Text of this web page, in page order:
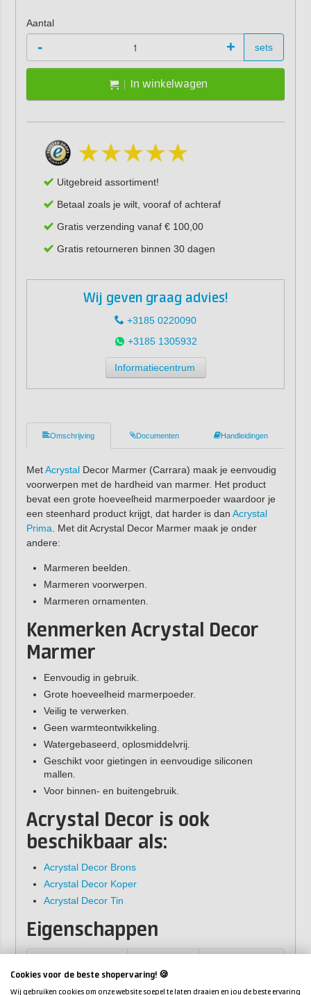
Aantal
- + sets
In winkelwagen
Uitgebreid assortiment!
Betaal zoals je wilt, vooraf of achteraf
Gratis verzending vanaf € 100,00
Gratis retourneren binnen 30 dagen
Wij geven graag advies!
+3185 0220090
+3185 1305932
Informatiecentrum
Omschrijving Documenten Handleidingen
MetAcrystalDecor Marmer (Carrara) maak je eenvoudig
voorwerpen met de hardheid van marmer. Het product
bevat een grote hoeveelheid marmerpoeder waardoor je
een steenhard product krijgt, dat harder is dan Acrystal
Prima . Met dit Acrystal Decor Marmer maak je onder
andere:
Marmeren beelden.
Marmeren voorwerpen.
Marmeren ornamenten.
Kenmerken Acrystal Decor
Marmer
Eenvoudig in gebruik.
Grote hoeveelheid marmerpoeder.
Veilig te verwerken.
Geen warmteontwikkeling.
Watergebaseerd, oplosmiddelvrij.
Geschikt voor gietingen in eenvoudige siliconen
mallen.
Voor binnen- en buitengebruik.
Acrystal Decor is ook
beschikbaar als:
Acrystal Decor Brons
Acrystal Decor Koper
Acrystal Decor Tin
Eigenschappen
1,2 kg 1 kg 0,2 kg
Cookies voor de beste shopervaring! 🍪
Wij gebruiken cookies om onze website soepel te laten draaien en jou de beste ervaring